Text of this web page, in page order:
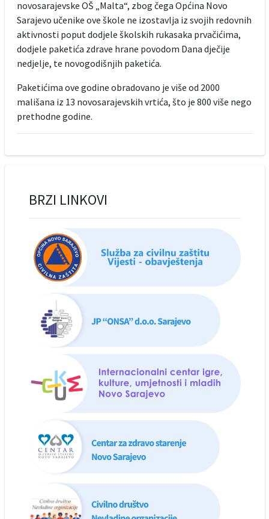
novosarajevske OŠ „Malta“, zbog čega Općina Novo
Sarajevo učenike ove škole ne izostavlja iz svojih redovnih
aktivnosti poput dodjele školskih rukasaka prvačićima,
dodjele paketića zdrave hrane povodom Dana dječije
nedjelje, te novogodišnjih paketića.
Paketićima ove godine obradovano je više od 2000
mališana iz 13 novosarajevskih vrtića, što je 800 više nego
prethodne godine.
BRZI LINKOVI